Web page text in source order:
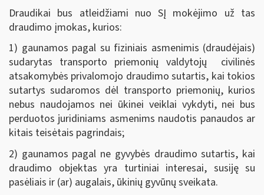
Draudikai bus atleidžiami nuo SĮ mokėjimo už tas
draudimo įmokas, kurios:
1) gaunamos pagal su fiziniais asmenimis (draudėjais)
sudarytas transporto priemonių valdytojų civilinės
atsakomybės privalomojo draudimo sutartis, kai tokios
sutartys sudaromos dėl transporto priemonių, kurios
nebus naudojamos nei ūkinei veiklai vykdyti, nei bus
perduotos juridiniams asmenims naudotis panaudos ar
kitais teisėtais pagrindais;
2) gaunamos pagal ne gyvybės draudimo sutartis, kai
draudimo objektas yra turtiniai interesai, susiję su
pasėliais ir (ar) augalais, ūkinių gyvūnų sveikata.